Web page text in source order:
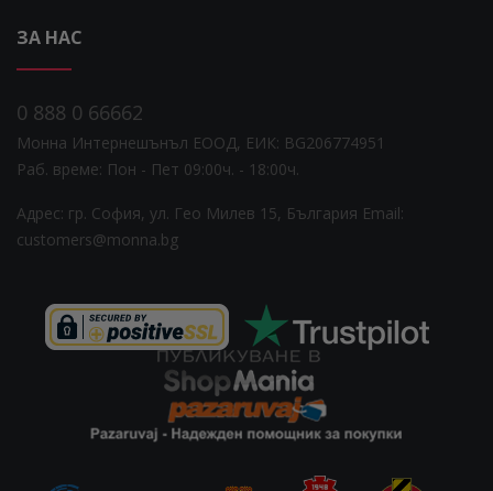
ЗА НАС
0 888 0 66662
Монна Интернешънъл ЕООД, ЕИК: BG206774951
Раб. време: Пoн - Пет 09:00ч. - 18:00ч.
Адрес: гр. София, ул. Гео Милев 15, България Email:
customers@monna.bg